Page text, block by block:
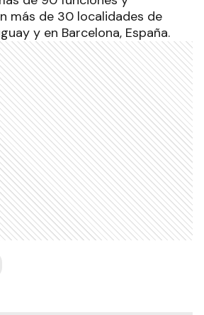
más de 30 localidades de
y en Barcelona, España.